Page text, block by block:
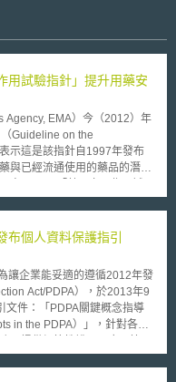
用試驗指針」提升用藥安
EMA）今（2012）年
Guideline on the
示這是該指針自1997年發布
與已經流通使用的藥品的潛在
床相關交互作用以及調整用藥
（drug-transporter）間的交
用多種藥物，因多種藥物交互
者反覆就醫的重要因素之一，
個人資料保護指引
企業能妥適的遵循2012年發
Act/PDPA），於2013年9
文件：「PDPA關鍵概念指導
in the PDPA）」，針對各項
際操作法遵要求時，所發生的